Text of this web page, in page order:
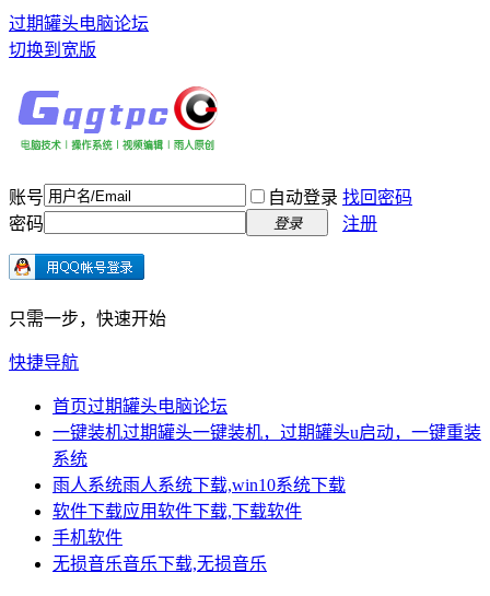
过期罐头电脑论坛
切换到宽版
账号 自动登录 找回密码
密码
登录 注册
只需一步，快速开始
快捷导航
首页过期罐头电脑论坛
一键装机过期罐头一键装机，过期罐头u启动，一键重装
系统
雨人系统雨人系统下载,win10系统下载
软件下载应用软件下载,下载软件
手机软件
无损音乐音乐下载,无损音乐